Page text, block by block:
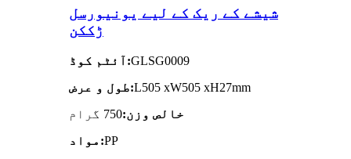
شیشے کے ریک کے لیے یونیورسل
ڑککن
آئٹم کوڈ:GLSG0009
طول و عرض:L505 xW505 xH27mm
خالص وزن:750 گرام
مواد:PP